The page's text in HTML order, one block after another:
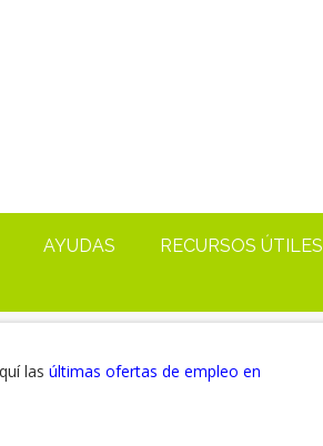
AYUDAS RECURSOS ÚTILES
las últimas ofertas de empleo en